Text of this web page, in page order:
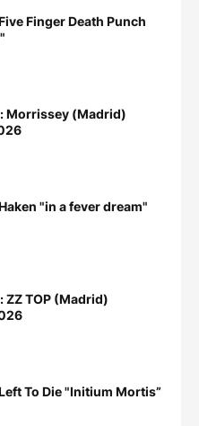
Finger Death Punch
Morrissey (Madrid)
"in a fever dream"
ZZ TOP (Madrid)
To Die "Initium Mortis”